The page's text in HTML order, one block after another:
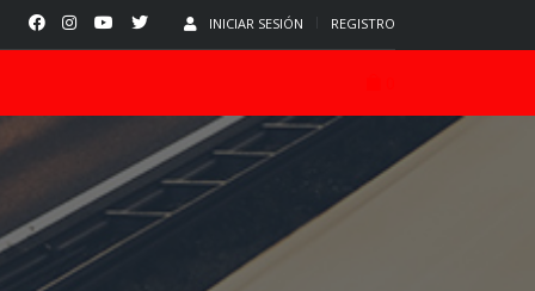
INICIAR SESIÓN REGISTRO